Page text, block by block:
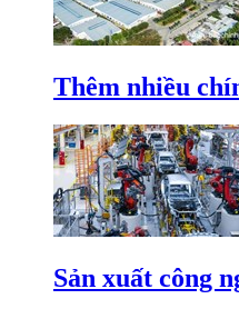
Thêm nhiều
Sản xuất công